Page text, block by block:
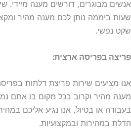
שעות ביממה נותן לכם מענה מהיר
שקט נפשי.
פריצה בפריסה ארצית:
אנו מציעים שירות פריצת דלתות
מענה מהיר וקרוב בכל מקום בו אתם
בעבודה או בטיול, אנו נגיע אליכם
הדלת במהירות ובמקצועיות.